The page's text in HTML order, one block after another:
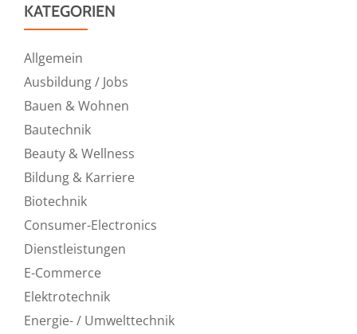
KATEGORIEN
Allgemein
Ausbildung / Jobs
Bauen & Wohnen
Bautechnik
Beauty & Wellness
Bildung & Karriere
Biotechnik
Consumer-Electronics
Dienstleistungen
E-Commerce
Elektrotechnik
Energie- / Umwelttechnik